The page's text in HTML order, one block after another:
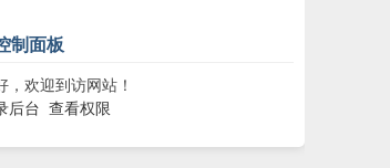
制面板
，欢迎到访网站！
后台 查看权限